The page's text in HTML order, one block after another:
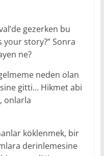
gezerken bu
your story?” Sonra
ne?
neden olan
gitti… Hikmet abi
onlarla
köklenmek, bir
derinlemesine